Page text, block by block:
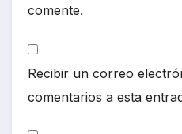
comente.
Recibir un correo
comentarios a esta